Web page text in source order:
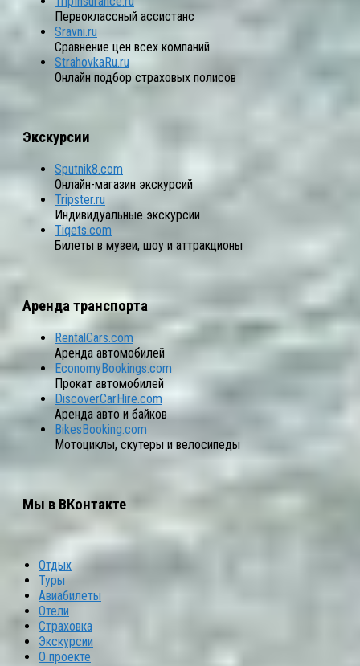
Первоклассный ассистанс
Sravni.ru
Сравнение цен всех компаний
StrahovkaRu.ru
Онлайн подбор страховых полисов
Экскурсии
Sputnik8.com
Онлайн-магазин экскурсий
Tripster.ru
Индивидуальные экскурсии
Tiqets.com
Билеты в музеи, шоу и аттракционы
Аренда транспорта
RentalCars.com
Аренда автомобилей
EconomyBookings.com
Прокат автомобилей
DiscoverCarHire.com
Аренда авто и байков
BikesBooking.com
Мотоциклы, скутеры и велосипеды
Мы в ВКонтакте
Отдых
Туры
Авиабилеты
Отели
Страховка
Экскурсии
О проекте